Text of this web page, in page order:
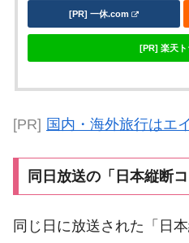
[PR] 一休.com
[PR] 楽天ト
[PR] 国内・海外旅行はエ
同日放送の「日本縦断コ
同じ日に放送された「日